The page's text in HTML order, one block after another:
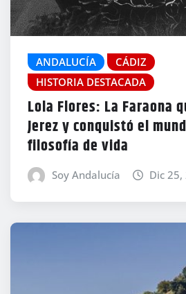
ANDALUCÍA
CÁDIZ
HISTORIA DESTACADA
Lola Flores: La Faraona
Jerez y conquistó el
filosofía de vida
Soy Andalucía Dic